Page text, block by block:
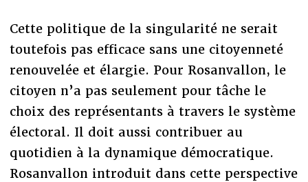
Cette politique de la singularité ne serait
toutefois pas efficace sans une citoyenneté
renouvelée et élargie. Pour Rosanvallon, le
citoyen n’a pas seulement pour tâche le
choix des représentants à travers le système
électoral. Il doit aussi contribuer au
quotidien à la dynamique démocratique.
Rosanvallon introduit dans cette perspective